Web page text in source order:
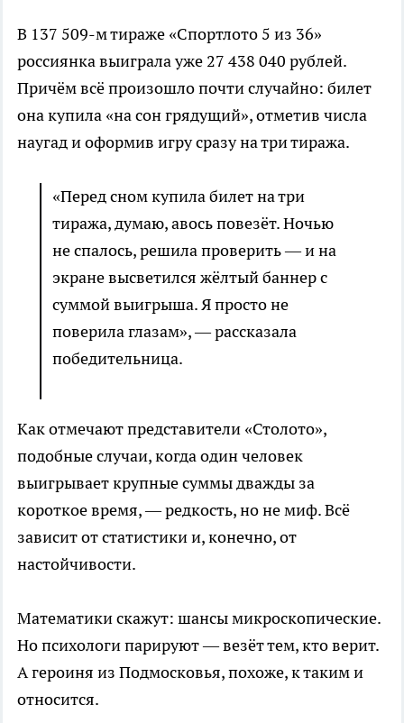
В 137 509-м тираже «Спортлото 5 из 36»
россиянка выиграла уже 27 438 040 рублей.
Причём всё произошло почти случайно: билет
она купила «на сон грядущий», отметив числа
наугад и оформив игру сразу на три тиража.
«Перед сном купила билет на три
тиража, думаю, авось повезёт. Ночью
не спалось, решила проверить — и на
экране высветился жёлтый баннер с
суммой выигрыша. Я просто не
поверила глазам», — рассказала
победительница.
Как отмечают представители «Столото»,
подобные случаи, когда один человек
выигрывает крупные суммы дважды за
короткое время, — редкость, но не миф. Всё
зависит от статистики и, конечно, от
настойчивости.
Математики скажут: шансы микроскопические.
Но психологи парируют — везёт тем, кто верит.
А героиня из Подмосковья, похоже, к таким и
относится.